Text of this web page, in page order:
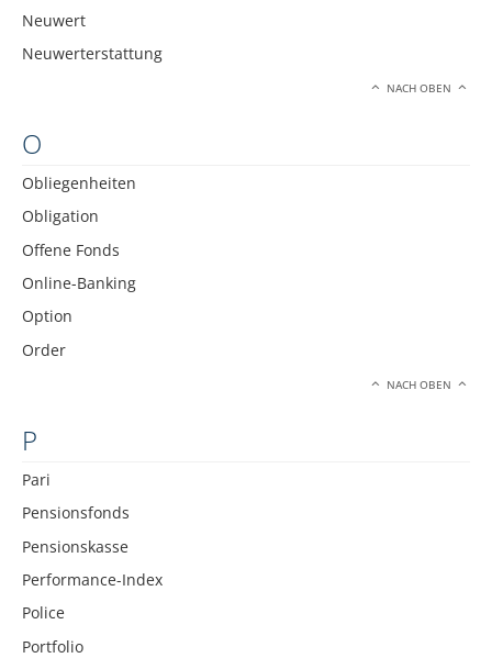
Neuwert
Neuwerterstattung
NACH OBEN
O
Obliegenheiten
Obligation
Offene Fonds
Online-Banking
Option
Order
NACH OBEN
P
Pari
Pensionsfonds
Pensionskasse
Performance-Index
Police
Portfolio